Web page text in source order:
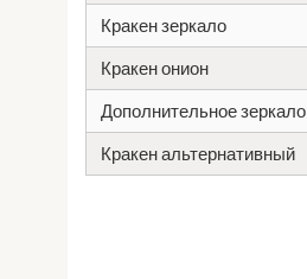
Кракен зеркало
Кракен онион
Дополнительное зеркало
Кракен альтернативный